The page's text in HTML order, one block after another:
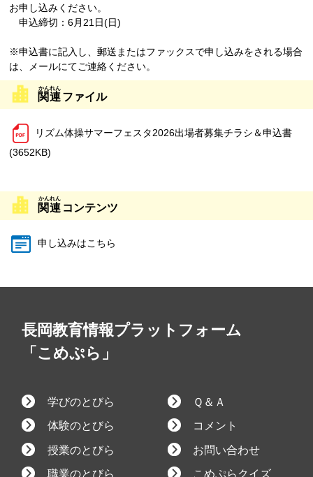
お申し込みください。
申込締切：6月21日(日)
※申込書に記入し、郵送またはファックスで申し込みをされる場合
は、メールにてご連絡ください。
関連ファイル
リズム体操サマーフェスタ2026出場者募集チラシ＆申込書
(3652KB)
関連 コンテンツ
申し込みはこちら
長岡教育情報プラットフォーム
「こめぷら」
学びのとびら
体験のとびら
授業のとびら
職業のとびら
Ｑ＆Ａ
コメント
お問い合わせ
こめぷらクイズ